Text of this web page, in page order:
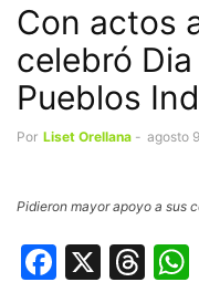
Con actos
celebró
Pueblos
Por Liset Orellana - agosto
Pidieron mayor apoyo a sus
Facebook
X